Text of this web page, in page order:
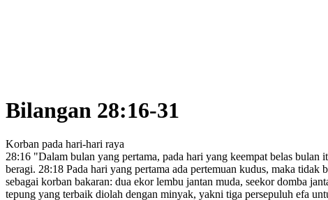
Bilangan 28:16-31
Korban pada hari-hari raya
28:16 "Dalam bulan yang pertama, pada hari yang keempat belas bulan
beragi. 28:18 Pada hari yang pertama ada pertemuan kudus, maka tidak
sebagai korban bakaran: dua ekor lembu jantan muda, seekor domba
tepung yang terbaik diolah dengan minyak, yakni tiga persepuluh efa